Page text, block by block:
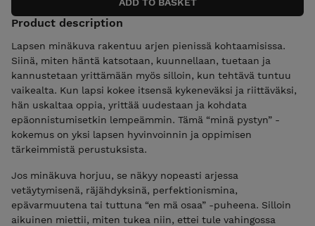
Product description
Lapsen minäkuva rakentuu arjen pienissä kohtaamisissa.
Siinä, miten häntä katsotaan, kuunnellaan, tuetaan ja
kannustetaan yrittämään myös silloin, kun tehtävä tuntuu
vaikealta. Kun lapsi kokee itsensä kykeneväksi ja riittäväksi,
hän uskaltaa oppia, yrittää uudestaan ja kohdata
epäonnistumisetkin lempeämmin. Tämä “minä pystyn” -
kokemus on yksi lapsen hyvinvoinnin ja oppimisen
tärkeimmistä perustuksista.
Jos minäkuva horjuu, se näkyy nopeasti arjessa
vetäytymisenä, räjähdyksinä, perfektionismina,
epävarmuutena tai tuttuna “en mä osaa” -puheena. Silloin
aikuinen miettii, miten tukea niin, ettei tule vahingossa